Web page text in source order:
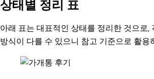
상태별 정리 표
아래 표는 대표적인 상태를 정리한 것으로
방식이 다를 수 있으니 참고 기준으로 활용